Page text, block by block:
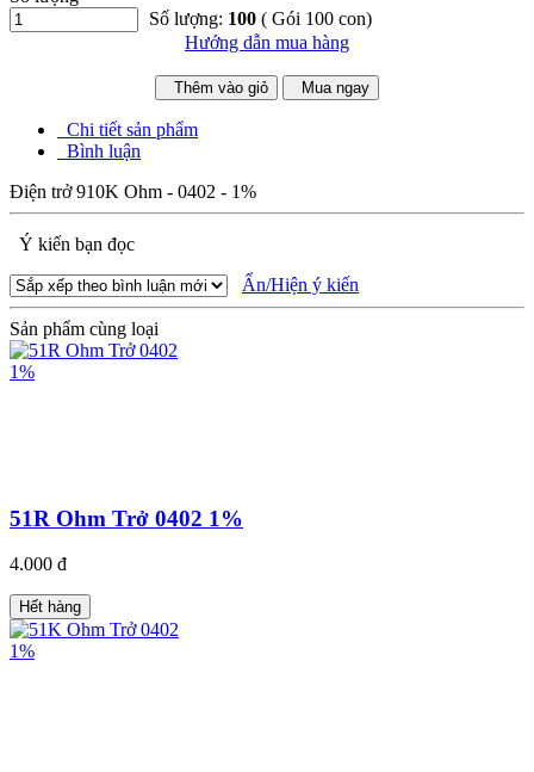
Số lượng: 100 ( Gói 100 con)
Hướng dẫn mua hàng
Thêm vào giỏ Mua ngay
Chi tiết sản phẩm
Bình luận
Điện trở 910K Ohm - 0402 - 1%
Ý kiến bạn đọc
Ẩn/Hiện ý kiến
Sản phẩm cùng loại
51R Ohm Trở 0402 1%
4.000 đ
Hết hàng